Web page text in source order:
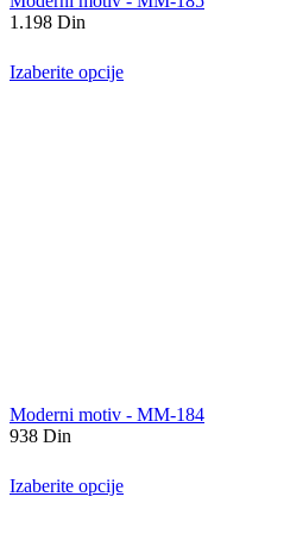
1.198 Din
Izaberite opcije
Moderni motiv - MM-184
938 Din
Izaberite opcije